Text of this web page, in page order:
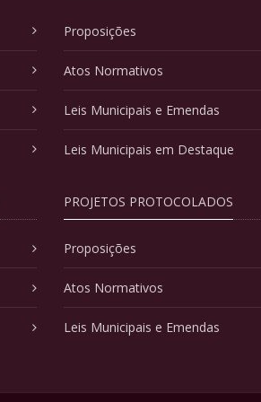
Proposições
Atos Normativos
Leis Municipais e Emendas
Leis Municipais em Destaque
PROJETOS PROTOCOLADOS
Proposições
Atos Normativos
Leis Municipais e Emendas